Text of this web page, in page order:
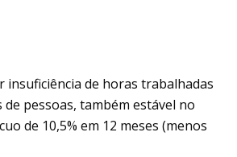
insuficiência de horas trabalhadas
pessoas, também estável no
de 10,5% em 12 meses (menos